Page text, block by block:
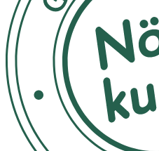
irritationen består
kontakta ögonläkare